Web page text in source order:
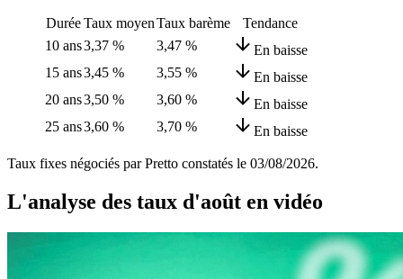
DuréeTaux moyenTaux barème
Tendance
10 ans3,37 % 3,47 %
En baisse
15 ans3,45 % 3,55 %
En baisse
20 ans3,50 % 3,60 %
En baisse
25 ans3,60 % 3,70 % En baisse
Taux fixes négociés par Pretto constatés le 03/08/2026.
L'analyse des taux d'août en vidéo